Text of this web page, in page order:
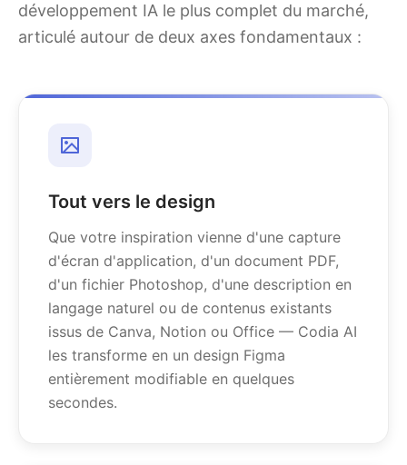
développement IA le plus complet du marché,
articulé autour de deux axes fondamentaux :
Tout vers le design
Que votre inspiration vienne d'une capture
d'écran d'application, d'un document PDF,
d'un fichier Photoshop, d'une description en
langage naturel ou de contenus existants
issus de Canva, Notion ou Office — Codia AI
les transforme en un design Figma
entièrement modifiable en quelques
secondes.